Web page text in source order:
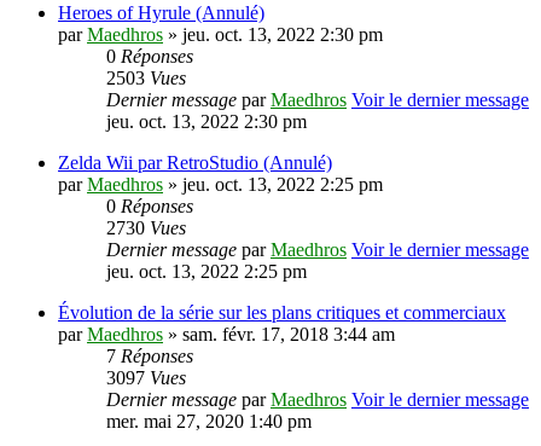
Heroes of Hyrule (Annulé)
parMaedhros » jeu. oct. 13, 2022 2:30 pm
0 Réponses
2503 Vues
Dernier message parMaedhros Voir le dernier message
jeu. oct. 13, 2022 2:30 pm
Zelda Wii par RetroStudio (Annulé)
parMaedhros » jeu. oct. 13, 2022 2:25 pm
0 Réponses
2730 Vues
Dernier message parMaedhros Voir le dernier message
jeu. oct. 13, 2022 2:25 pm
Évolution de la série sur les plans critiques et commerciaux
parMaedhros » sam. févr. 17, 2018 3:44 am
7 Réponses
3097 Vues
Dernier message parMaedhros Voir le dernier message
mer. mai 27, 2020 1:40 pm